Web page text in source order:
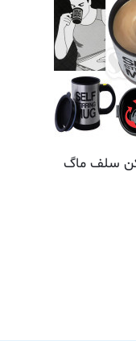
کن سلف ماگ